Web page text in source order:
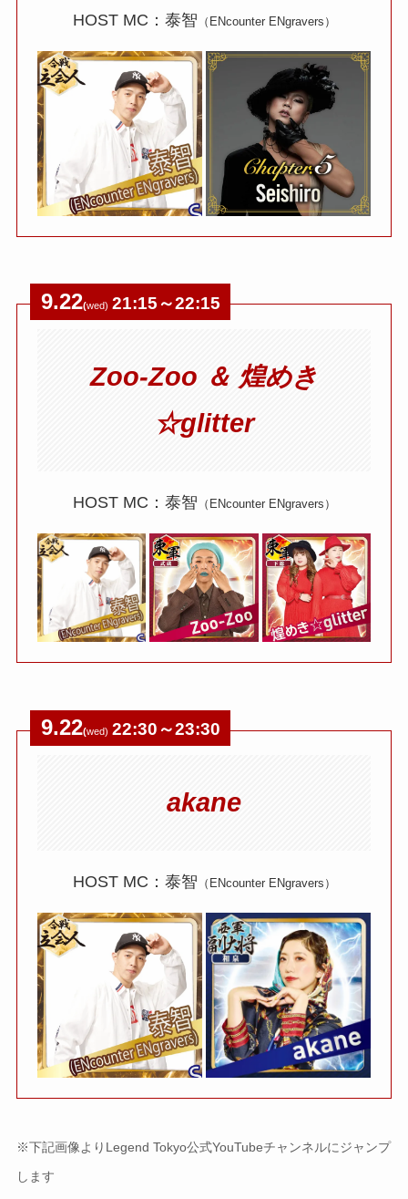
HOST MC：泰智 （ENcounter ENgravers）
9.22(wed) 21:15～22:15
Zoo-Zoo ＆ 煌めき
☆glitter
HOST MC：泰智 （ENcounter ENgravers）
9.22(wed) 22:30～23:30
akane
HOST MC：泰智 （ENcounter ENgravers）
※下記画像よりLegend Tokyo公式YouTubeチャンネルにジャンプ
します